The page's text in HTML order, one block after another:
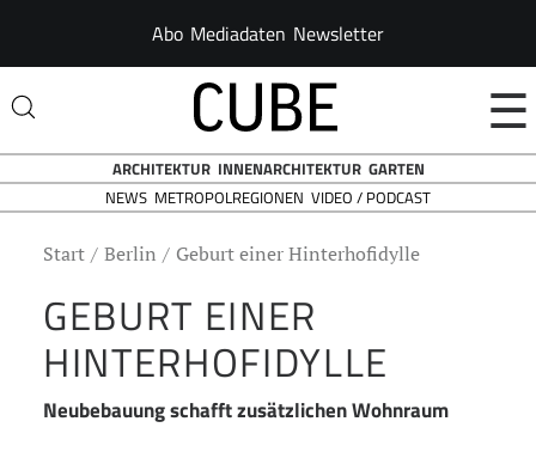
Abo Mediadaten Newsletter
☰
ARCHITEKTUR INNENARCHITEKTUR GARTEN
NEWS METROPOLREGIONEN VIDEO / PODCAST
Start Berlin Geburt einer Hinterhofidylle
GEBURT EINER
HINTERHOFIDYLLE
Neubebauung schafft zusätzlichen Wohnraum